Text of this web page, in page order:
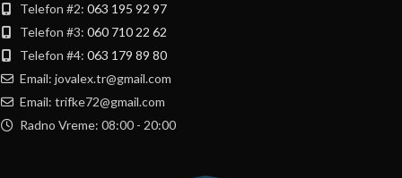
Telefon #2: 063 195 92 97
Telefon #3: 060 710 22 62
Telefon #4: 063 179 89 80
Email: jovalex.tr@gmail.com
Email: trifke72@gmail.com
Radno Vreme: 08:00 - 20:00